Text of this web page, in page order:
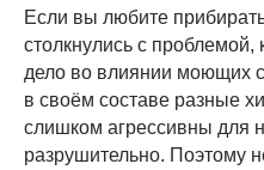
Если вы любите
столкнулись с проблемой,
дело во влиянии моющих
в своём составе разные
слишком агрессивны для
разрушительно. Поэтому